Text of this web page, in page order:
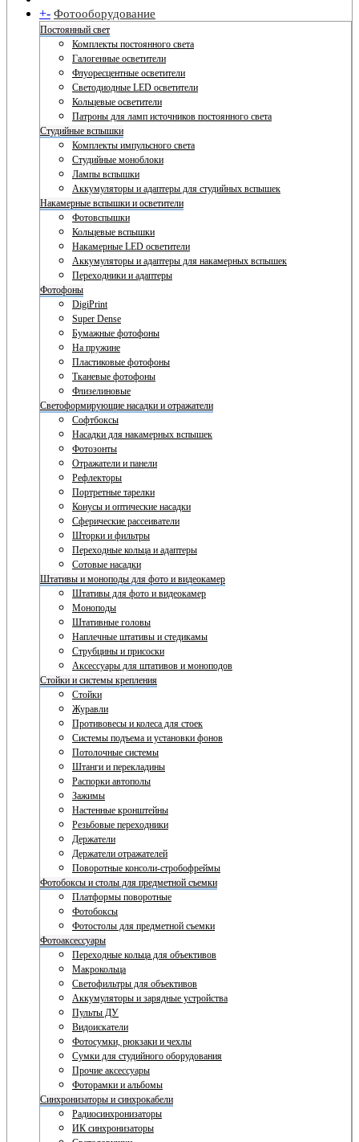
+- Фотооборудование
Постоянный свет
Комплекты постоянного света
Галогенные осветители
Флуоресцентные осветители
Светодиодные LED осветители
Кольцевые осветители
Патроны для ламп источников постоянного света
Студийные вспышки
Комплекты импульсного света
Студийные моноблоки
Лампы вспышки
Аккумуляторы и адаптеры для студийных вспышек
Накамерные вспышки и осветители
Фотовспышки
Кольцевые вспышки
Накамерные LED осветители
Аккумуляторы и адаптеры для накамерных вспышек
Переходники и адаптеры
Фотофоны
DigiPrint
Super Dense
Бумажные фотофоны
На пружине
Пластиковые фотофоны
Тканевые фотофоны
Флизелиновые
Светоформирующие насадки и отражатели
Софтбоксы
Насадки для накамерных вспышек
Фотозонты
Отражатели и панели
Рефлекторы
Портретные тарелки
Конусы и оптические насадки
Сферические рассеиватели
Шторки и фильтры
Переходные кольца и адаптеры
Сотовые насадки
Штативы и моноподы для фото и видеокамер
Штативы для фото и видеокамер
Моноподы
Штативные головы
Наплечные штативы и стедикамы
Струбцины и присоски
Аксессуары для штативов и моноподов
Стойки и системы крепления
Стойки
Журавли
Противовесы и колеса для стоек
Системы подъема и установки фонов
Потолочные системы
Штанги и перекладины
Распорки автополы
Зажимы
Настенные кронштейны
Резьбовые переходники
Держатели
Держатели отражателей
Поворотные консоли-стробофреймы
Фотобоксы и столы для предметной съемки
Платформы поворотные
Фотобоксы
Фотостолы для предметной съемки
Фотоаксессуары
Переходные кольца для объективов
Макрокольца
Светофильтры для объективов
Аккумуляторы и зарядные устройства
Пульты ДУ
Видоискатели
Фотосумки, рюкзаки и чехлы
Сумки для студийного оборудования
Прочие аксессуары
Фоторамки и альбомы
Синхронизаторы и синхрокабели
Радиосинхронизаторы
ИК синхронизаторы